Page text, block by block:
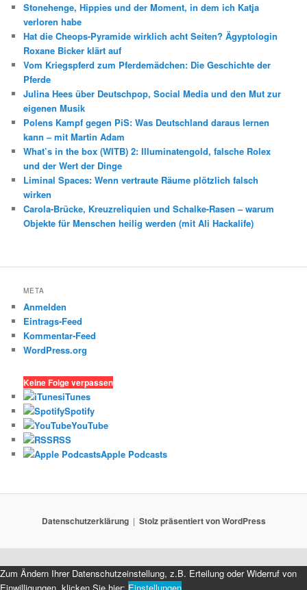
Stonehenge, Hippies und der Moment, in dem ich Katja
verloren habe
Hat die Cheops-Pyramide wirklich acht Seiten? Ägyptologin
Roxane Bicker klärt auf
Vom Kriegspferd zum Pferdemädchen: Die Geschichte der
Pferde
Julina Hees über Deutschpop, Social Media und den Mut zur
eigenen Musik
Polens Kampf gegen PiS: Was Deutschland daraus lernen
kann – mit Martin Adam
What’s in the box (WITB) 2: Illuminatengold, falsche Rolex
und der Wert der Dinge
Liminal Spaces: Wenn vertraute Räume plötzlich falsch
wirken
Carola-Brücke, Kreuzreliquien und Schalke-Rasen – warum
Objekte für Menschen heilig werden (mit Ali Hackalife)
META
Anmelden
Eintrags-Feed
Kommentar-Feed
WordPress.org
Keine Folge verpassen
iTunes
Spotify
YouTube
RSS
Apple Podcasts
Datenschutzerklärung Stolz präsentiert von WordPress
Zum Ändern Ihrer Datenschutzeinstellung, z.B. Erteilung oder Widerruf von